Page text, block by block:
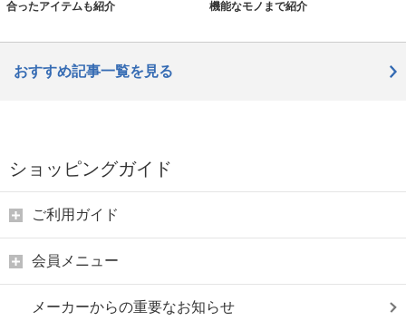
合ったアイテムも紹介
機能なモノまで紹介
おすすめ記事一覧を見る
ショッピングガイド
ご利用ガイド
会員メニュー
メーカーからの重要なお知らせ